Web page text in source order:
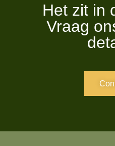
Het zit in
Vraag